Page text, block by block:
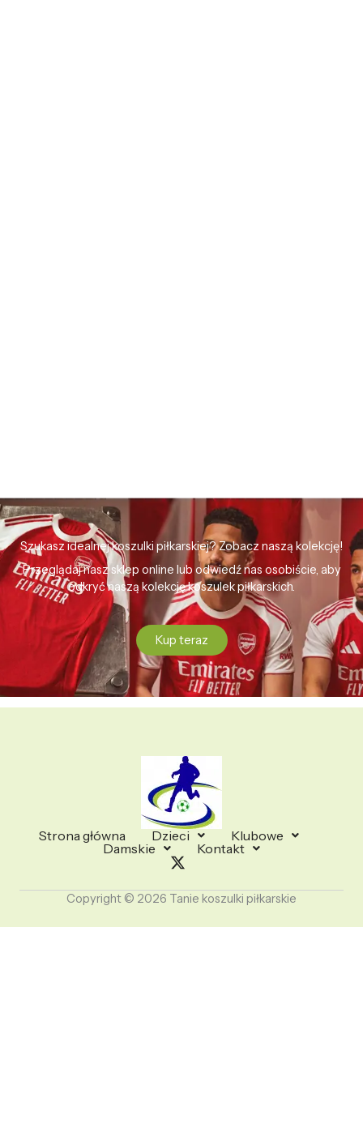
Szukasz idealnej koszulki piłkarskiej? Zobacz naszą kolekcję!
Przeglądaj nasz sklep online lub odwiedź nas osobiście, aby
odkryć naszą kolekcję koszulek piłkarskich.
Kup teraz
Strona główna Dzieci
Klubowe
Damskie
Kontakt
Copyright © 2026 Tanie koszulki piłkarskie